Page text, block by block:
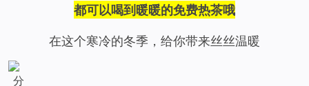
都可以喝到暖暖的免费热茶哦
在这个寒冷的冬季，给你带来丝丝温暖